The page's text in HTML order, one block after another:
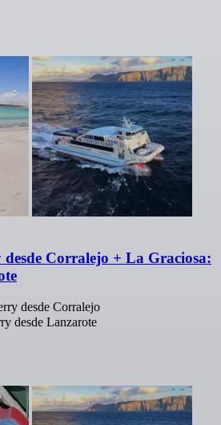
Corralejo + La Graciosa:
desde Corralejo
desde Lanzarote